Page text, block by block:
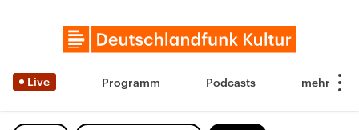
Live Programm Podcasts